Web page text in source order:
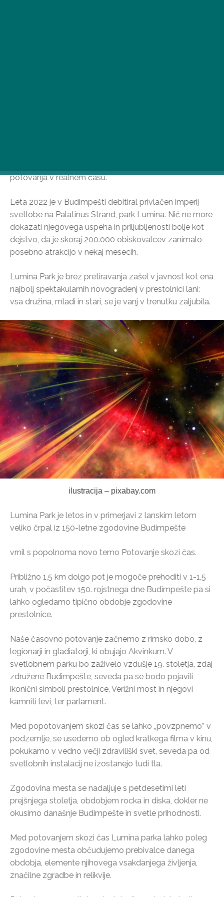
potovanja v realnem času.
Leta 2022 je v Budimpešti debitiral privlačen imperij
svetlobe na Palatinus Strand, park Lumina. Nič ne more
dokazati njegovega uspeha in priljubljenosti bolje kot
dejstvo, da je skoraj 200.000 obiskovalcev zanimalo
posebno atrakcijo v nekaj mesecih.
Lumina Park je brez pretiravanja zašel v javnost kot ena
najbolj spektakularnih novogradenj v prestolnici lani:
vsa družina, mladi in stari, se je vanj v trenutku zaljubila.
ilustracija – pixabay.com
Lumina Park je letos in v primerjavi z lanskim letom
veliko črpal iz 150-letne zgodovine Budimpešte
vrnil s popolnoma novo temo Potovanje skozi čas.
Približno 1,5 km dolgo pot je mogoče prehoditi v 1-1,5
urah, v počastitev 150. rojstnega dne Budimpešte pa si
lahko ogledamo tipično obdobje zgodovine
prestolnice.
Naše časovno potovanje začnemo z rimsko dobo, z
legionarji in gladiatorji, ki obujajo Akvinkum. V
svetlobnem parku bo zaživelo vzdušje 19. stoletja, zdaj
združene Budimpešte, seveda pa se bodo pojavili
ikonični simboli prestolnice, Verižni most in njegovi
kamniti levi, ter parlament.
Med popotovanjem skozi čas se lahko „povzpnemo” v
podzemlje, se usedemo ob ogled kratkega filma v kinu,
pokukamo v vedno večji zdraviliški svet, seveda pa od
svetlobnih instalacij ne izostanejo tudi tla.
Zgodovina mesta se nadaljuje s petdesetimi leti
prejšnjega stoletja, obdobjem rocka in diska, dokler ne
okusimo današnje Budimpešte in svetle prihodnosti.
Med potovanjem skozi čas Lumina parka lahko poleg
zgodovine mesta občudujemo prebivalce danega
obdobja, elemente njihovega vsakdanjega življenja,
značilne zgradbe in relikvije.